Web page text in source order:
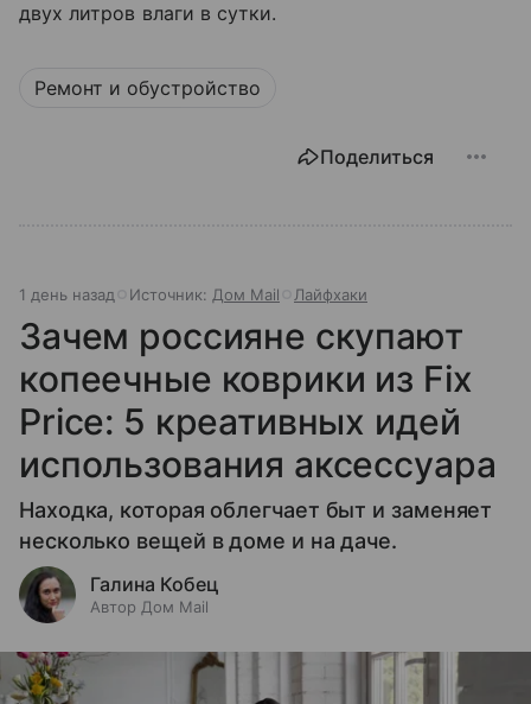
двух литров влаги в сутки.
Ремонт и обустройство
Поделиться
1 день назад Источник: Дом Mail Лайфхаки
Зачем россияне скупают
копеечные коврики из Fix
Price: 5 креативных идей
использования аксессуара
Находка, которая облегчает быт и заменяет
несколько вещей в доме и на даче.
Галина Кобец
Автор Дом Mail